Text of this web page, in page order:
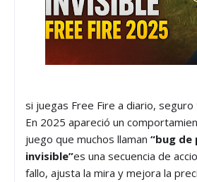
si juegas Free Fire a diario,
En 2025 apareció un
juego que muchos llaman “bug de
invisible”es una secuencia de
fallo, ajusta la mira y mejora la